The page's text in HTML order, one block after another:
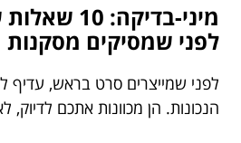
מיני-
לפני שמסיקים מסקנות
לפני שמייצרים סרט בראש, עדיף
הנכונות. הן מכוונות אתכם לדיוק,